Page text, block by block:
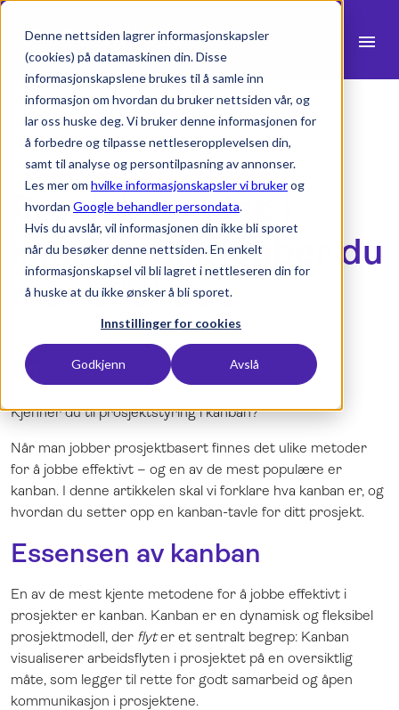
Denne nettsiden lagrer informasjonskapsler
(cookies) på datamaskinen din. Disse
informasjonskapslene brukes til å samle inn
informasjon om hvordan du bruker nettsiden vår, og
lar oss huske deg. Vi bruker denne informasjonen for
å forbedre og tilpasse nettleseropplevelsen din,
samt til analyse og persontilpasning av annonser.
Les mer om hvilke informasjonskapsler vi brukerog
hvordan Google behandler persondata.
Hvis du avslår, vil informasjonen din ikke bli sporet
når du besøker denne nettsiden. En enkelt
informasjonskapsel vil bli lagret i nettleseren din for
å huske at du ikke ønsker å bli sporet.
Innstillinger for cookies
Godkjenn Avslå
menu
Produkter
Bransjer
Ressurser expand_more
Integrasjoner
search
Dansk
Svenska
Demo
Prosjektstyring i
kanban: Slik jobber du
mer effektivt
6. mars 2023 -2 min lesetid
Kjenner du til prosjektstyring i kanban?
Når man jobber prosjektbasert finnes det ulike metoder
for å jobbe effektivt – og en av de mest populære er
kanban. I denne artikkelen skal vi forklare hva kanban er, og
hvordan du setter opp en kanban-tavle for ditt prosjekt.
Essensen av kanban
En av de mest kjente metodene for å jobbe effektivt i
prosjekter er kanban. Kanban er en dynamisk og fleksibel
prosjektmodell, der flyt er et sentralt begrep: Kanban
visualiserer arbeidsflyten i prosjektet på en oversiktlig
måte, som legger til rette for godt samarbeid og åpen
kommunikasjon i prosjektene.